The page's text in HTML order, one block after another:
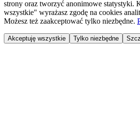
strony oraz tworzyć anonimowe statystyki.
wszystkie" wyrażasz zgodę na cookies
Możesz też zaakceptować tylko niezbędne.
Akceptuję wszystkie Tylko niezbędne